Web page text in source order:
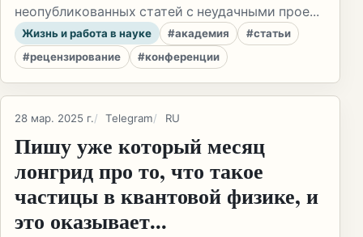
неопубликованных статей с неудачными прое...
Жизнь и работа в науке #академия
#статьи
#рецензирование
#конференции
28 мар. 2025 г. Telegram RU
Пишу уже который месяц
лонгрид про то, что такое
частицы в квантовой физике, и
это оказывает...